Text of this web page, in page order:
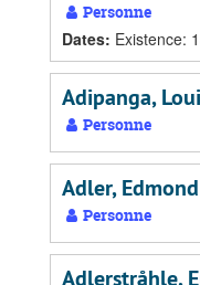
Personne
Dates: Existence:
Adipanga,
Personne
Adler, Edmond
Personne
Adlerstråhle,